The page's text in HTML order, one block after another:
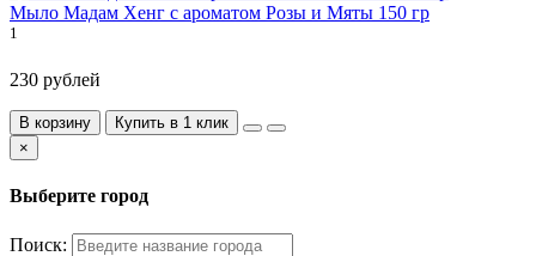
Мыло Мадам Хенг с ароматом Розы и Мяты 150 гр
1
230 рублей
В корзину
Купить в 1 клик
×
Выберите город
Поиск: